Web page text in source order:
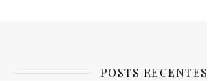
POSTS RECENTES